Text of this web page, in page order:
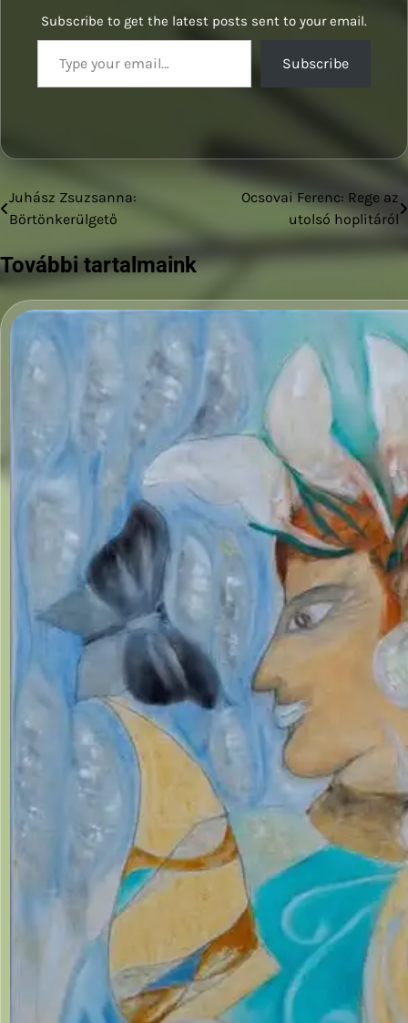
Subscribe to get the latest posts sent to your email.
Type your email…
Subscribe
Bejegyzés
navigáció
Juhász Zsuzsanna:
Börtönkerülgető
Ocsovai Ferenc: Rege az
utolsó hoplitáról
További tartalmaink